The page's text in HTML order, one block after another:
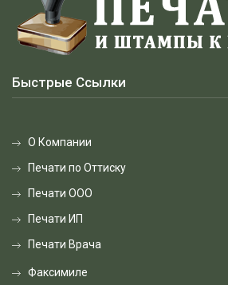
Быстрые Ссылки
О Компании
Печати по Оттиску
Печати ООО
Печати ИП
Печати Врача
Факсимиле